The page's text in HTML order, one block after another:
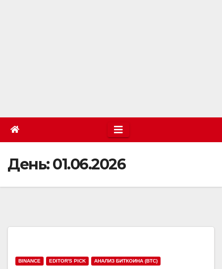
День:01.06.2026
BINANCE EDITOR'S PICK АНАЛИЗ БИТКОИНА (BTC)